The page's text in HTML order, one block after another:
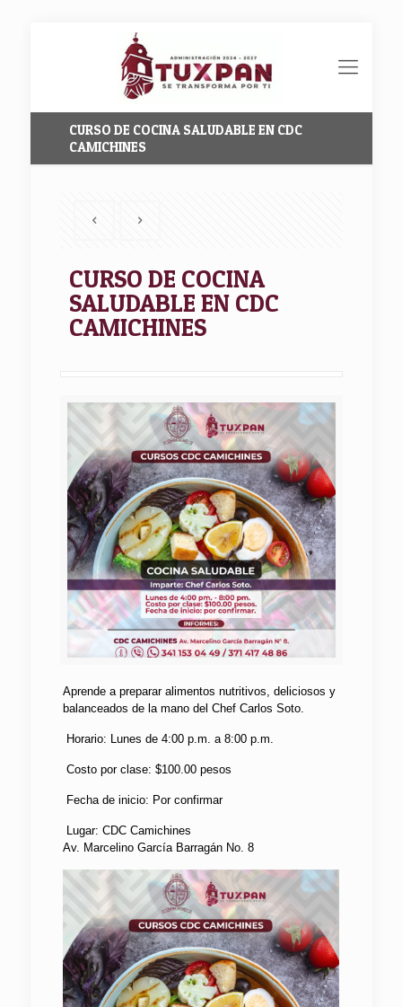
CURSO DE COCINA SALUDABLE EN CDC
CAMICHINES
CURSO DE COCINA
SALUDABLE EN CDC
CAMICHINES
Aprende a preparar alimentos nutritivos, deliciosos y
balanceados de la mano del Chef Carlos Soto.
Horario: Lunes de 4:00 p.m. a 8:00 p.m.
Costo por clase: $100.00 pesos
Fecha de inicio: Por confirmar
Lugar: CDC Camichines
Av. Marcelino García Barragán No. 8